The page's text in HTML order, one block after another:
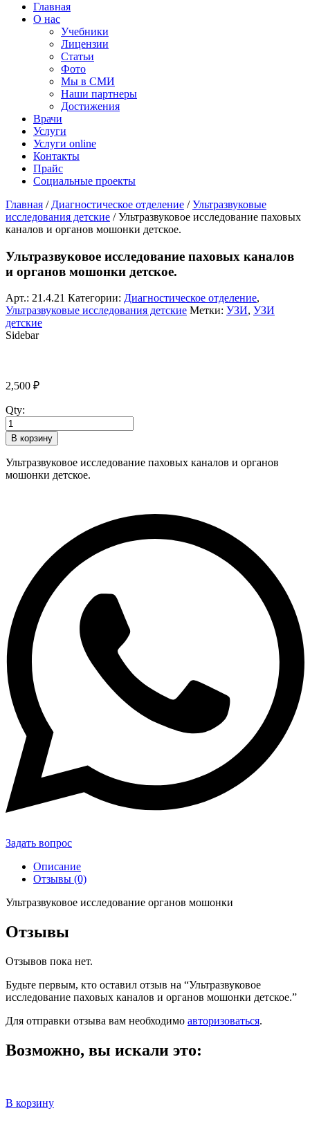
Главная
О нас
Учебники
Лицензии
Статьи
Фото
Мы в СМИ
Наши партнеры
Достижения
Врачи
Услуги
Услуги online
Контакты
Прайс
Социальные проекты
Главная / Диагностическое отделение /Ультразвуковые
исследования детские / Ультразвуковое исследование паховых
каналов и органов мошонки детское.
Ультразвуковое исследование паховых каналов
и органов мошонки детское.
Арт.: 21.4.21 Категории: Диагностическое отделение,
Ультразвуковые исследования детские Метки: УЗИ, УЗИ
детские
Sidebar
2,500 ₽
Qty:
В корзину
Ультразвуковое исследование паховых каналов и органов
мошонки детское.
Задать вопрос
Описание
Отзывы (0)
Ультразвуковое исследование органов мошонки
Отзывы
Отзывов пока нет.
Будьте первым, кто оставил отзыв на “Ультразвуковое
исследование паховых каналов и органов мошонки детское.”
Для отправки отзыва вам необходимо авторизоваться.
Возможно, вы искали это:
В корзину